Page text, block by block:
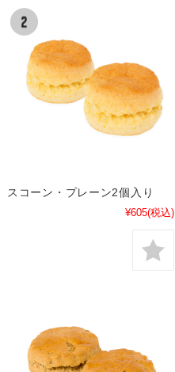
スコーン・プレーン2個入り
¥605(税込)